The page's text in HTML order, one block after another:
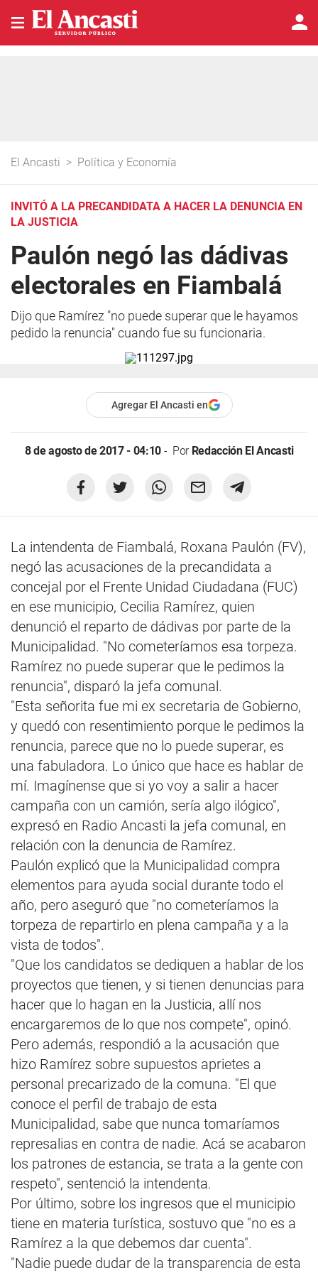
El Ancasti > Política y Economía
INVITÓ A LA PRECANDIDATA A HACER LA DENUNCIA EN
LA JUSTICIA
Paulón negó las dádivas
electorales en Fiambalá
Dijo que Ramírez "no puede superar que le hayamos
pedido la renuncia" cuando fue su funcionaria.
Agregar El Ancasti en
8 de agosto de 2017 - 04:10 Por Redacción El Ancasti
La intendenta de Fiambalá, Roxana Paulón (FV),
negó las acusaciones de la precandidata a
concejal por el Frente Unidad Ciudadana (FUC)
en ese municipio, Cecilia Ramírez, quien
denunció el reparto de dádivas por parte de la
Municipalidad. "No cometeríamos esa torpeza.
Ramírez no puede superar que le pedimos la
renuncia", disparó la jefa comunal.
"Esta señorita fue mi ex secretaria de Gobierno,
y quedó con resentimiento porque le pedimos la
renuncia, parece que no lo puede superar, es
una fabuladora. Lo único que hace es hablar de
mí. Imagínense que si yo voy a salir a hacer
campaña con un camión, sería algo ilógico",
expresó en Radio Ancasti la jefa comunal, en
relación con la denuncia de Ramírez.
Paulón explicó que la Municipalidad compra
elementos para ayuda social durante todo el
año, pero aseguró que "no cometeríamos la
torpeza de repartirlo en plena campaña y a la
vista de todos".
"Que los candidatos se dediquen a hablar de los
proyectos que tienen, y si tienen denuncias para
hacer que lo hagan en la Justicia, allí nos
encargaremos de lo que nos compete", opinó.
Pero además, respondió a la acusación que
hizo Ramírez sobre supuestos aprietes a
personal precarizado de la comuna. "El que
conoce el perfil de trabajo de esta
Municipalidad, sabe que nunca tomaríamos
represalias en contra de nadie. Acá se acabaron
los patrones de estancia, se trata a la gente con
respeto", sentenció la intendenta.
Por último, sobre los ingresos que el municipio
tiene en materia turística, sostuvo que "no es a
Ramírez a la que debemos dar cuenta".
"Nadie puede dudar de la transparencia de esta